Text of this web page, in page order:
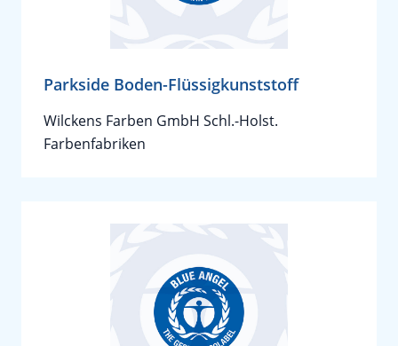
Parkside Boden-Flüssigkunststoff
Wilckens Farben GmbH Schl.-Holst.
Farbenfabriken